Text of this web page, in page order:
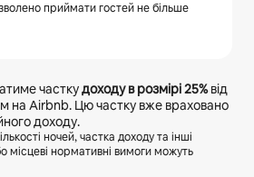
приймати гостей не більше
часткудоходу в розмірі25%від
на Airbnb. Цю частку вже враховано
доходу.
ночей, частка доходу та інші
нормативні вимоги можуть